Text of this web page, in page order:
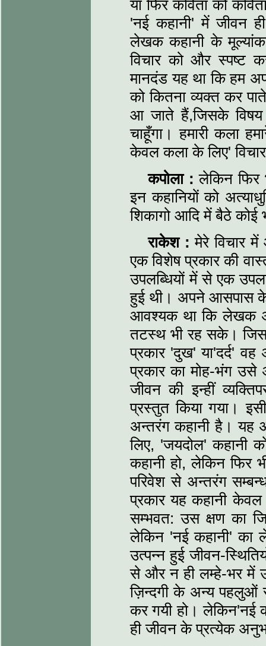
या फिर कविता को
'नई कहानी' में जीवन
लेखक कहानी के
विचार को और स्पष्ट
मानदंड यह था कि हम
को कितना व्यक्त कर
आ जाते हैं,जिसके
चाहूँगा। हमारी कला
केवल कला के लिए'
कपोला : लेकिन फिर
इन कहानियों को
शिकागो आदि में बैठे
राकेश : मेरे विचार
एक विशेष प्रकार की
उपलब्धियों में से एक
हुई थी। अपने आसपास के
आवश्यक था कि लेखक
तटस्थ भी रह सके।
प्रकार 'दुख' या'दर्द'
प्रकार का मोह-भंग उसे
जीवन की इन्हीं
प्रस्तुत किया गया।
अन्तरंग कहानी है। यह
लिए, 'जयदोल' कहानी
कहानी हो, लेकिन फिर
परिवेश से अन्तरंग
प्रकार यह कहानी
सम्भवत: उस क्षण का
लेकिन 'नई कहानी' का
उत्पन्न हुई जीवन-
से और न ही लम्हे-भर में
ज़िन्दगी के अन्य पहलुओं
कर गयी हो। लेकिन'नई
ही जीवन के प्रत्येक